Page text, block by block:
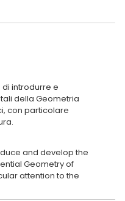
introdurre e
della Geometria
con particolare
and develop the
Geometry of
attention to the